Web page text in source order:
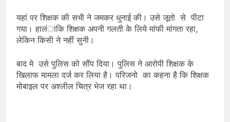
यहां पर शिक्षक की सभी ने जमकर धुनाई की। उसे जूतो से पीटा
गया। हालंाकि शिक्षक अपनी गलती के लिये मांफी मांगता रहा,
लेकिन किसी ने नहीं सुनी।
बाद मे उसे पुलिस को सौंप दिया। पुलिस ने आरोपी शिक्षक के
खिलाफ मामला दर्ज कर लिया है। परिजनो का कहना है कि शिक्षक
मोबाइल पर अश्लील चित्र भेज रहा था।